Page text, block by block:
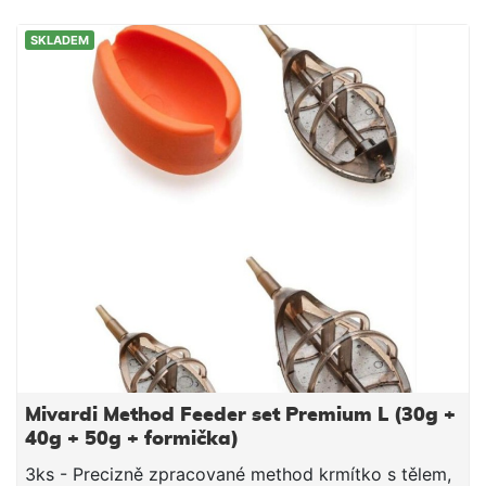
SKLADEM
Mivardi Method Feeder set Premium L (30g +
40g + 50g + formička)
3ks - Precizně zpracované method krmítko s tělem,